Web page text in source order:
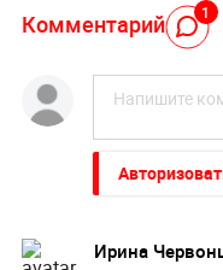
Комментарий 1
Ирина